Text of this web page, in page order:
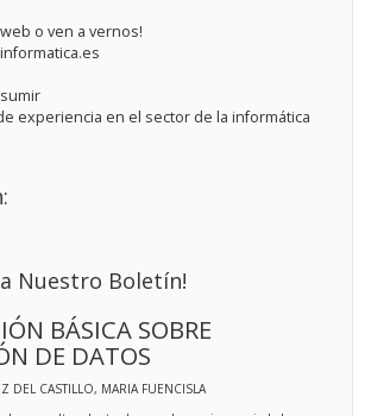
o ven a vernos!
experiencia en el sector de la informática
Nuestro Boletín!
BÁSICA SOBRE
DE DATOS
DEL CASTILLO, MARIA FUENCISLA